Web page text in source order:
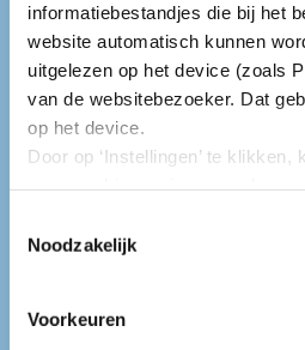
informatiebestandjes die bij het
website automatisch kunnen
uitgelezen op het device (zoals
van de websitebezoeker. Dat
op het device.
Door op ‘Instellingen’ te
alle cookies zoals omschreven
in deze cookiebanner. Door op
noodzakelijke cookies.
Noodzakelijk
Voorkeuren
Fusiegedragsregels